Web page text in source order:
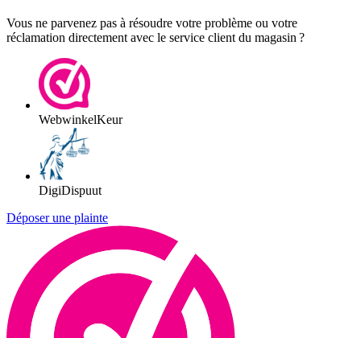
Vous ne parvenez pas à résoudre votre problème ou votre
réclamation directement avec le service client du magasin ?
WebwinkelKeur
DigiDispuut
Déposer une plainte